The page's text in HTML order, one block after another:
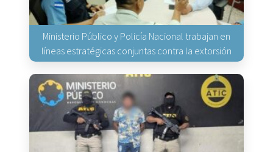
Ministerio Público y Policía Nacional trabajan en
líneas estratégicas conjuntas contra la extorsión